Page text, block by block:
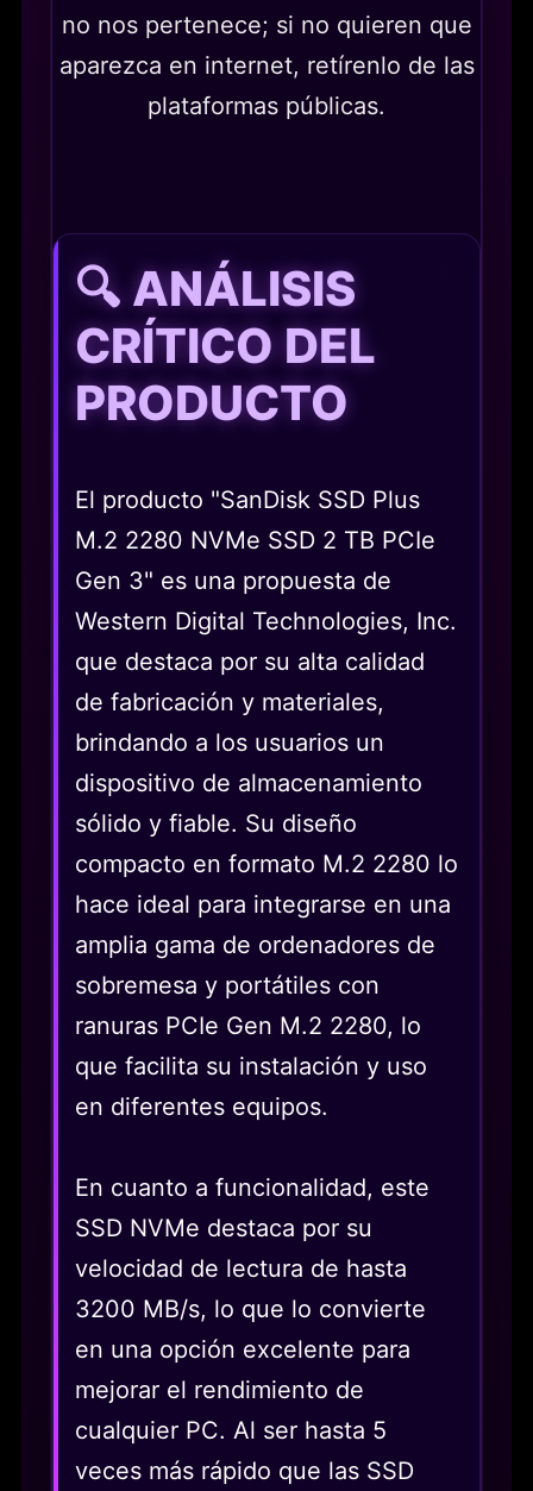
no nos pertenece; si no quieren que
aparezca en internet, retírenlo de las
plataformas públicas.
🔍 ANÁLISIS
CRÍTICO DEL
PRODUCTO
El producto "SanDisk SSD Plus
M.2 2280 NVMe SSD 2 TB PCIe
Gen 3" es una propuesta de
Western Digital Technologies, Inc.
que destaca por su alta calidad
de fabricación y materiales,
brindando a los usuarios un
dispositivo de almacenamiento
sólido y fiable. Su diseño
compacto en formato M.2 2280 lo
hace ideal para integrarse en una
amplia gama de ordenadores de
sobremesa y portátiles con
ranuras PCIe Gen M.2 2280, lo
que facilita su instalación y uso
en diferentes equipos.
En cuanto a funcionalidad, este
SSD NVMe destaca por su
velocidad de lectura de hasta
3200 MB/s, lo que lo convierte
en una opción excelente para
mejorar el rendimiento de
cualquier PC. Al ser hasta 5
veces más rápido que las SSD